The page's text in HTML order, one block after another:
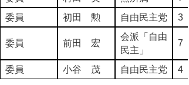
委員
初田 勲 自由民主党 3
委員 前田 宏
会派「自由
民主」
7
委員 小谷 茂 自由民主党 4